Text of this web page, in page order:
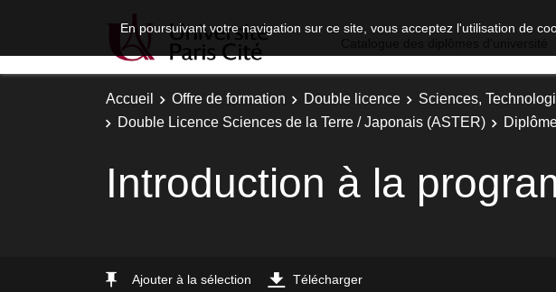
En poursuivant votre navigation sur ce site, vous acceptez l'utilisation de
Accueil Offre de formation Double licence Sciences,
Double Licence Sciences de la Terre / Japonais (ASTER)
Introduction à la
Ajouter à la sélection Télécharger